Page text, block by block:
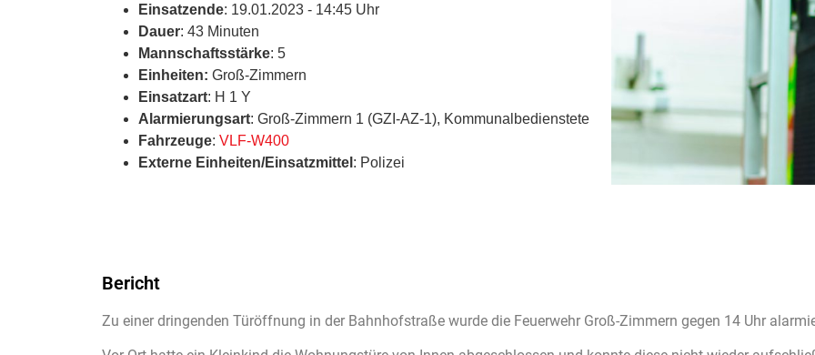
Einsatzende: 19.01.2023 - 14:45 Uhr
Dauer: 43 Minuten
Mannschaftsstärke: 5
Einheiten: Groß-Zimmern
Einsatzart: H 1 Y
Alarmierungsart: Groß-Zimmern 1 (GZI-AZ-1), Kommunalbedienstete
Fahrzeuge: VLF-W400
Externe Einheiten/Einsatzmittel : Polizei
Bericht
Zu einer dringenden Türöffnung in der Bahnhofstraße wurde die Feuerwehr Groß-Zimmern gegen 14 Uhr